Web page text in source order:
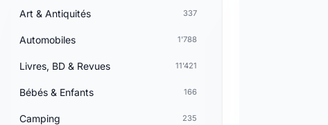
Art & Antiquités 337
Automobiles 1'788
Livres, BD & Revues 11'421
Bébés & Enfants 166
Camping 235